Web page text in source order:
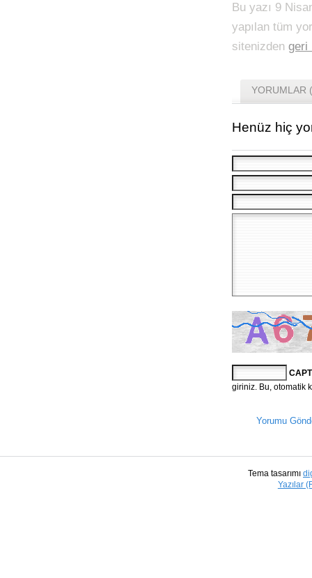
Bu yazı 9
yapılan tüm
sitenizdengeri
YORUMLAR
Henüz hiç
giriniz. Bu, otomatik
Yorumu
Tema tasarımı
Yazılar